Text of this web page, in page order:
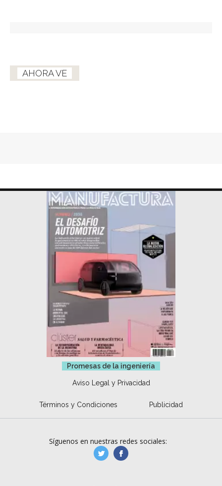
AHORA VE
Promesas de la ingeniería
Aviso Legal y Privacidad
Términos y Condiciones Publicidad
Síguenos en nuestras redes sociales:
manufacturaGE